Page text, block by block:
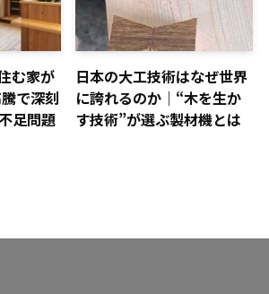
む家が
で深刻
足問題
日本の大工技術はなぜ世界
に誇れるのか｜“木を生か
す技術”が選ぶ製材機とは